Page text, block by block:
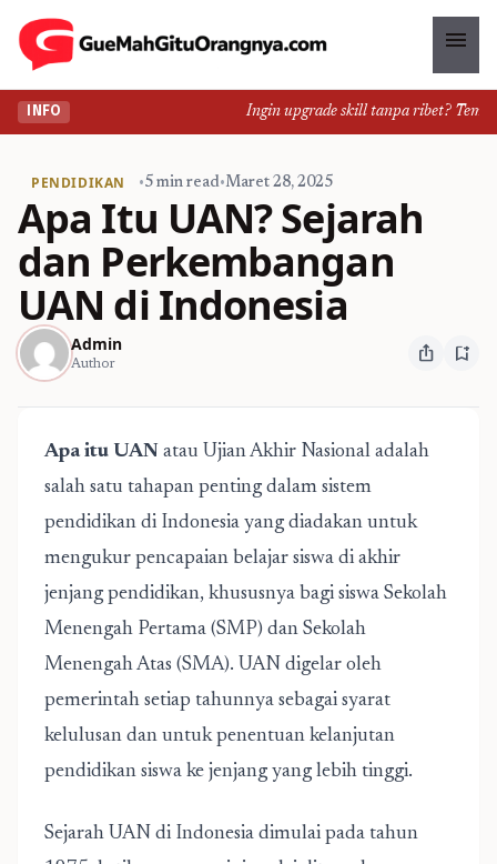
menu
INFO Ingin upgrade skill tanpa ribet?
PENDIDIKAN •5 min read•Maret 28, 2025
Apa Itu UAN? Sejarah
dan Perkembangan
UAN di Indonesia
Admin
Author ios_share bookmark_add
Apa itu UAN atau Ujian Akhir Nasional adalah
salah satu tahapan penting dalam sistem
pendidikan di Indonesia yang diadakan untuk
mengukur pencapaian belajar siswa di akhir
jenjang pendidikan, khususnya bagi siswa Sekolah
Menengah Pertama (SMP) dan Sekolah
Menengah Atas (SMA). UAN digelar oleh
pemerintah setiap tahunnya sebagai syarat
kelulusan dan untuk penentuan kelanjutan
pendidikan siswa ke jenjang yang lebih tinggi.
Sejarah UAN di Indonesia dimulai pada tahun